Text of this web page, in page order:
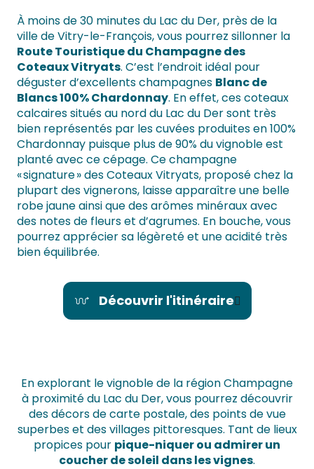
À moins de 30 minutes du Lac du Der, près de la
ville de Vitry-le-François, vous pourrez sillonner la
Route Touristique du Champagne des
Coteaux Vitryats. C’est l’endroit idéal pour
déguster d’excellents champagnes Blanc de
Blancs 100% Chardonnay. En effet, ces coteaux
calcaires situés au nord du Lac du Der sont très
bien représentés par les cuvées produites en 100%
Chardonnay puisque plus de 90% du vignoble est
planté avec ce cépage. Ce champagne
« signature » des Coteaux Vitryats, proposé chez la
plupart des vignerons, laisse apparaître une belle
robe jaune ainsi que des arômes minéraux avec
des notes de fleurs et d’agrumes. En bouche, vous
pourrez apprécier sa légèreté et une acidité très
bien équilibrée.
Découvrir l'itinéraire
En explorant le vignoble de la région Champagne
à proximité du Lac du Der, vous pourrez découvrir
des décors de carte postale, des points de vue
superbes et des villages pittoresques. Tant de lieux
propices pour pique-niquer ou admirer un
coucher de soleil dans les vignes.